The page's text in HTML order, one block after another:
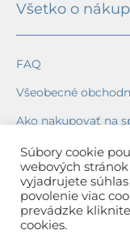
Všetko o
FAQ
Všeobecné
Ako nakupovať na
Ochrana osobných
Reklamačný
Spôsob a cena
Súbory cookie
webových
vyjadrujete
povolenie viac
prevádzke
cookies.